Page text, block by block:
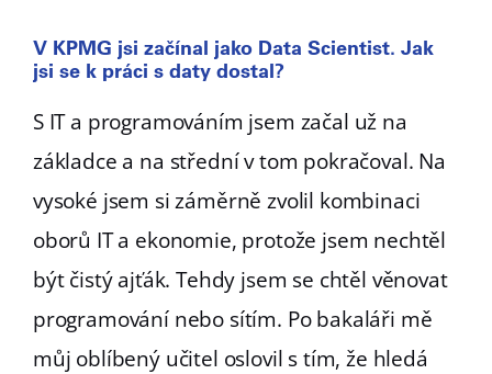
V KPMG jsi začínal jako Data Scientist. Jak
jsi se k práci s daty dostal?
S IT a programováním jsem začal už na
základce a na střední v tom pokračoval. Na
vysoké jsem si záměrně zvolil kombinaci
oborů IT a ekonomie, protože jsem nechtěl
být čistý ajťák. Tehdy jsem se chtěl věnovat
programování nebo sítím. Po bakaláři mě
můj oblíbený učitel oslovil s tím, že hledá